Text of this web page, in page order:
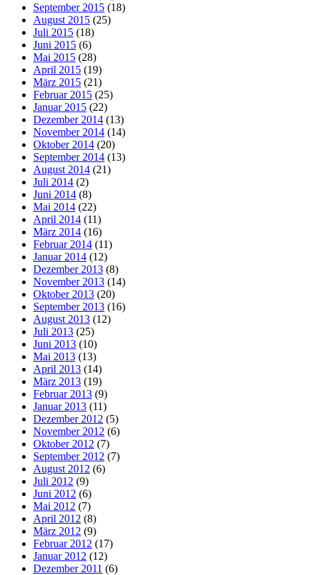
September 2015 (18)
August 2015 (25)
Juli 2015 (18)
Juni 2015 (6)
Mai 2015 (28)
April 2015 (19)
März 2015 (21)
Februar 2015 (25)
Januar 2015 (22)
Dezember 2014 (13)
November 2014 (14)
Oktober 2014 (20)
September 2014 (13)
August 2014 (21)
Juli 2014 (2)
Juni 2014 (8)
Mai 2014 (22)
April 2014 (11)
März 2014 (16)
Februar 2014 (11)
Januar 2014 (12)
Dezember 2013 (8)
November 2013 (14)
Oktober 2013 (20)
September 2013 (16)
August 2013 (12)
Juli 2013 (25)
Juni 2013 (10)
Mai 2013 (13)
April 2013 (14)
März 2013 (19)
Februar 2013 (9)
Januar 2013 (11)
Dezember 2012 (5)
November 2012 (6)
Oktober 2012 (7)
September 2012 (7)
August 2012 (6)
Juli 2012 (9)
Juni 2012 (6)
Mai 2012 (7)
April 2012 (8)
März 2012 (9)
Februar 2012 (17)
Januar 2012 (12)
Dezember 2011 (6)